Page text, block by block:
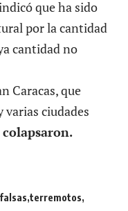
que ha sido
por la cantidad
cantidad no
Caracas, que
varias ciudades
terremotos